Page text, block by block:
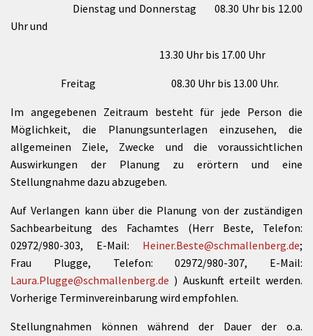
Dienstag und Donnerstag 08.30 Uhr bis 12.00
Uhr und
13.30 Uhr bis 17.00 Uhr
Freitag 08.30 Uhr bis 13.00 Uhr.
Im angegebenen Zeitraum besteht für jede Person die
Möglichkeit, die Planungsunterlagen einzusehen, die
allgemeinen Ziele, Zwecke und die voraussichtlichen
Auswirkungen der Planung zu erörtern und eine
Stellungnahme dazu abzugeben.
Auf Verlangen kann über die Planung von der zuständigen
Sachbearbeitung des Fachamtes (Herr Beste, Telefon:
02972/980-303, E-Mail: Heiner.Beste@schmallenberg.de;
Frau Plugge, Telefon: 02972/980-307, E-Mail:
Laura.Plugge@schmallenberg.de ) Auskunft erteilt werden.
Vorherige Terminvereinbarung wird empfohlen.
Stellungnahmen können während der Dauer der o.a.